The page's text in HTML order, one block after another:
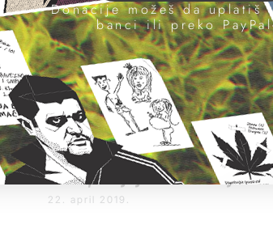
se
Zaplena 144 kilograma
Malti, krajnje destinacije
22. april 2019.
Donacije možeš da uplatiš
banci ili preko